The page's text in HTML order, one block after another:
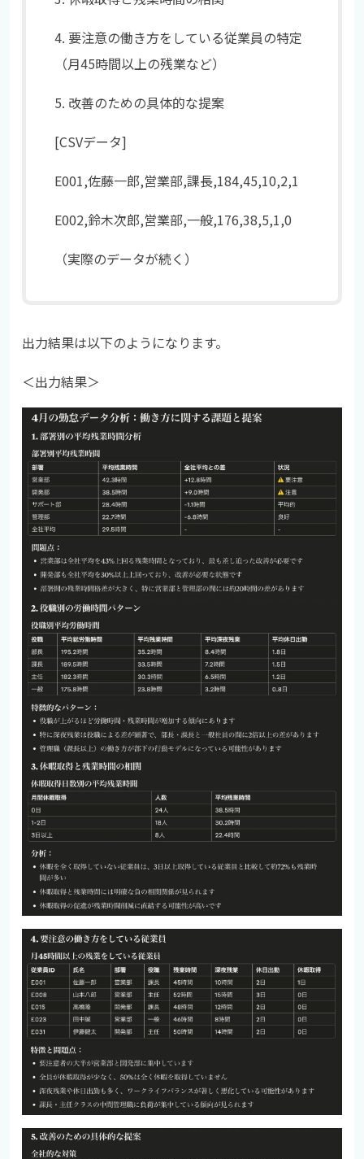
4. 要注意の働き方をしている従業員の特定
（月45時間以上の残業など）
5. 改善のための具体的な提案
[CSVデータ]
E001,佐藤一郎,営業部,課長,184,45,10,2,1
E002,鈴木次郎,営業部,一般,176,38,5,1,0
（実際のデータが続く）
出力結果は以下のようになります。
＜出力結果＞